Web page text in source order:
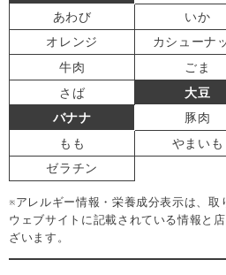
あわび
いか
オレンジ
カシューナ
牛肉
ごま
さば
大豆
バナナ
豚肉
もも
やまいも
ゼラチン
※アレルギー情報・栄養成分表示は、取
ウェブサイトに記載されている情報と
ざいます。